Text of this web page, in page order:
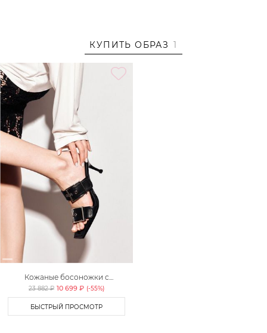
Образ дополнен КОЖАНЫЕ БОСОНОЖКИ С
ПРЯЖКАМИ LERA NENA
КУПИТЬ ОБРАЗ 1
Кожаные босоножки с
пряжками Lera Nena
23 882 ₽ 10 699 ₽ (-55%)
БЫСТРЫЙ ПРОСМОТР